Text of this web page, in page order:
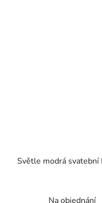
Světle modrá svatební
Na objednání